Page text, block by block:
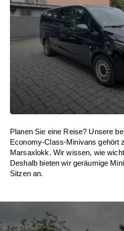
Planen Sie eine Reise? Unsere
Economy-Class-Minivans gehört
Marsaxlokk. Wir wissen, wie
Deshalb bieten wir geräumige
Sitzen an.